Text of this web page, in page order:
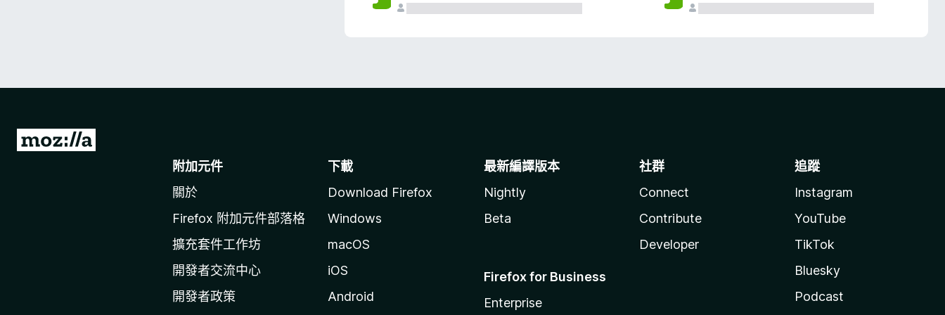
前
附加元件
關於
Firefox 附加元件部落格
擴充套件工作坊
開發者交流中心
開發者政策
下載
Download Firefox
Windows
macOS
iOS
Android
最新編譯版本
Nightly
Beta
Firefox for Business
Enterprise
社群
Connect
Contribute
Developer
追蹤
Instagram
YouTube
TikTok
Bluesky
Podcast